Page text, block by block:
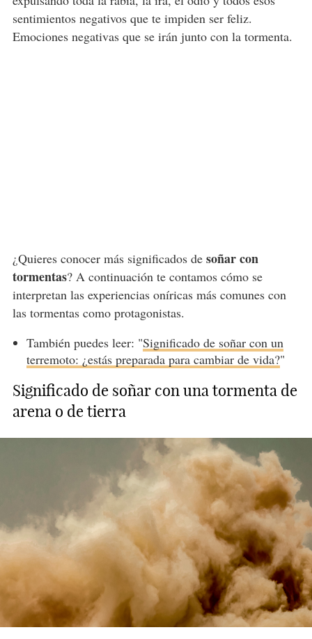
sentimientos negativos que te impiden ser feliz.
Emociones negativas que se irán junto con la tormenta.
¿Quieres conocer más significados de soñar con
tormentas? A continuación te contamos cómo se
interpretan las experiencias oníricas más comunes con
las tormentas como protagonistas.
También puedes leer: "Significado de soñar con un
terremoto: ¿estás preparada para cambiar de vida?"
Significado de soñar con una tormenta de
arena o de tierra